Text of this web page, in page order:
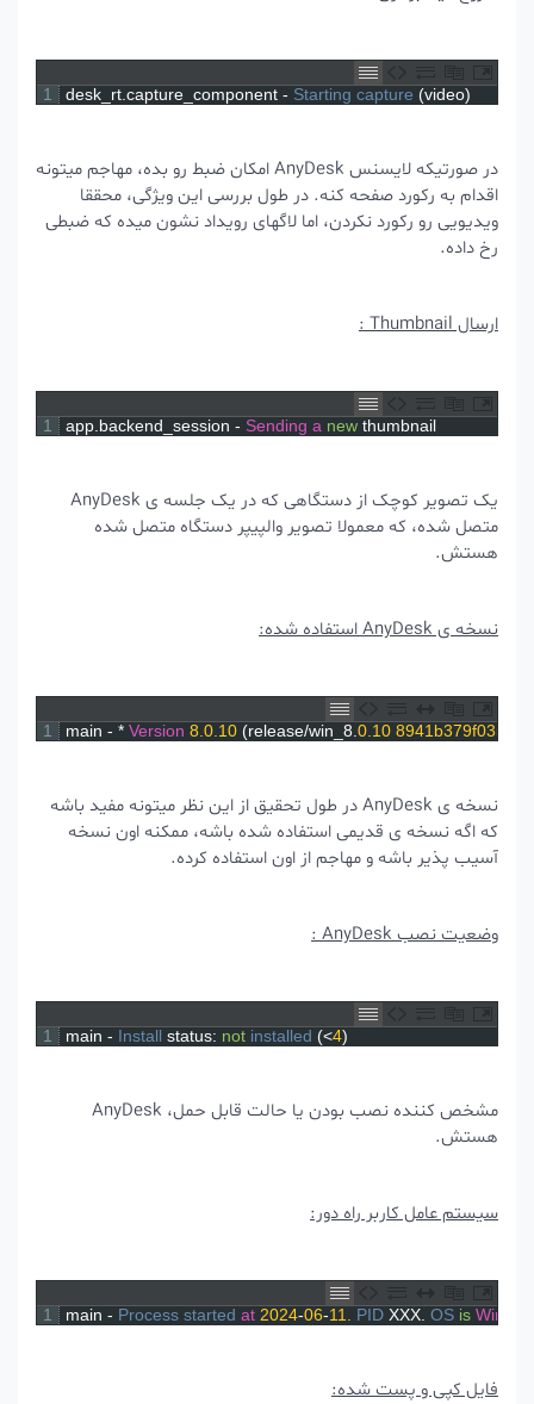
1 desk_rt.capture_component - Starting capture (video
در صورتیکه لایسنس AnyDesk امکان ضبط رو بده، مهاجم میتونه
اقدام به رکورد صفحه کنه. در طول بررسی این ویژگی، محققا
ویدیویی رو رکورد نکردن، اما لاگهای رویداد نشون میده که ضبطی
رخ داده.
ارسال Thumbnail :
1 app.backend_session - Sending a new thumbnail
یک تصویر کوچک از دستگاهی که در یک جلسه ی AnyDesk
متصل شده، که معمولا تصویر والپیپر دستگاه متصل شده
هستش.
نسخه ی AnyDesk استفاده شده:
1 main - * Version 8.0.10 (release /win_8. 0.10
نسخه ی AnyDesk در طول تحقیق از این نظر میتونه مفید باشه
که اگه نسخه ی قدیمی استفاده شده باشه، ممکنه اون نسخه
آسیب پذیر باشه و مهاجم از اون استفاده کرده.
وضعیت نصب AnyDesk :
1 main - Install status : not installed
مشخص کننده نصب بودن یا حالت قابل حمل، AnyDesk
هستش.
سیستم عامل کاربر راه دور:
1 main - Process started at 2024-06-11. PID XXX . OS is
فایل کپی و پست شده: